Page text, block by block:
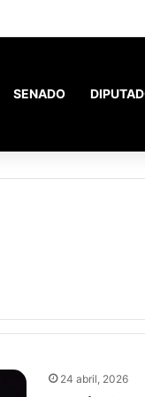
SENADO
24 abril, 2026